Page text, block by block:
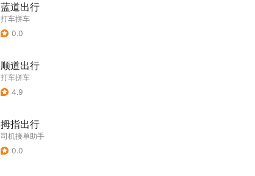
蓝道出行
打车拼车
0.0
顺道出行
打车拼车
4.9
拇指出行
司机接单助手
0.0